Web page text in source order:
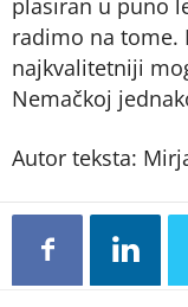
plasiran u puno
radimo na tome.
najkvalitetniji
Nemačkoj
Autor teksta: